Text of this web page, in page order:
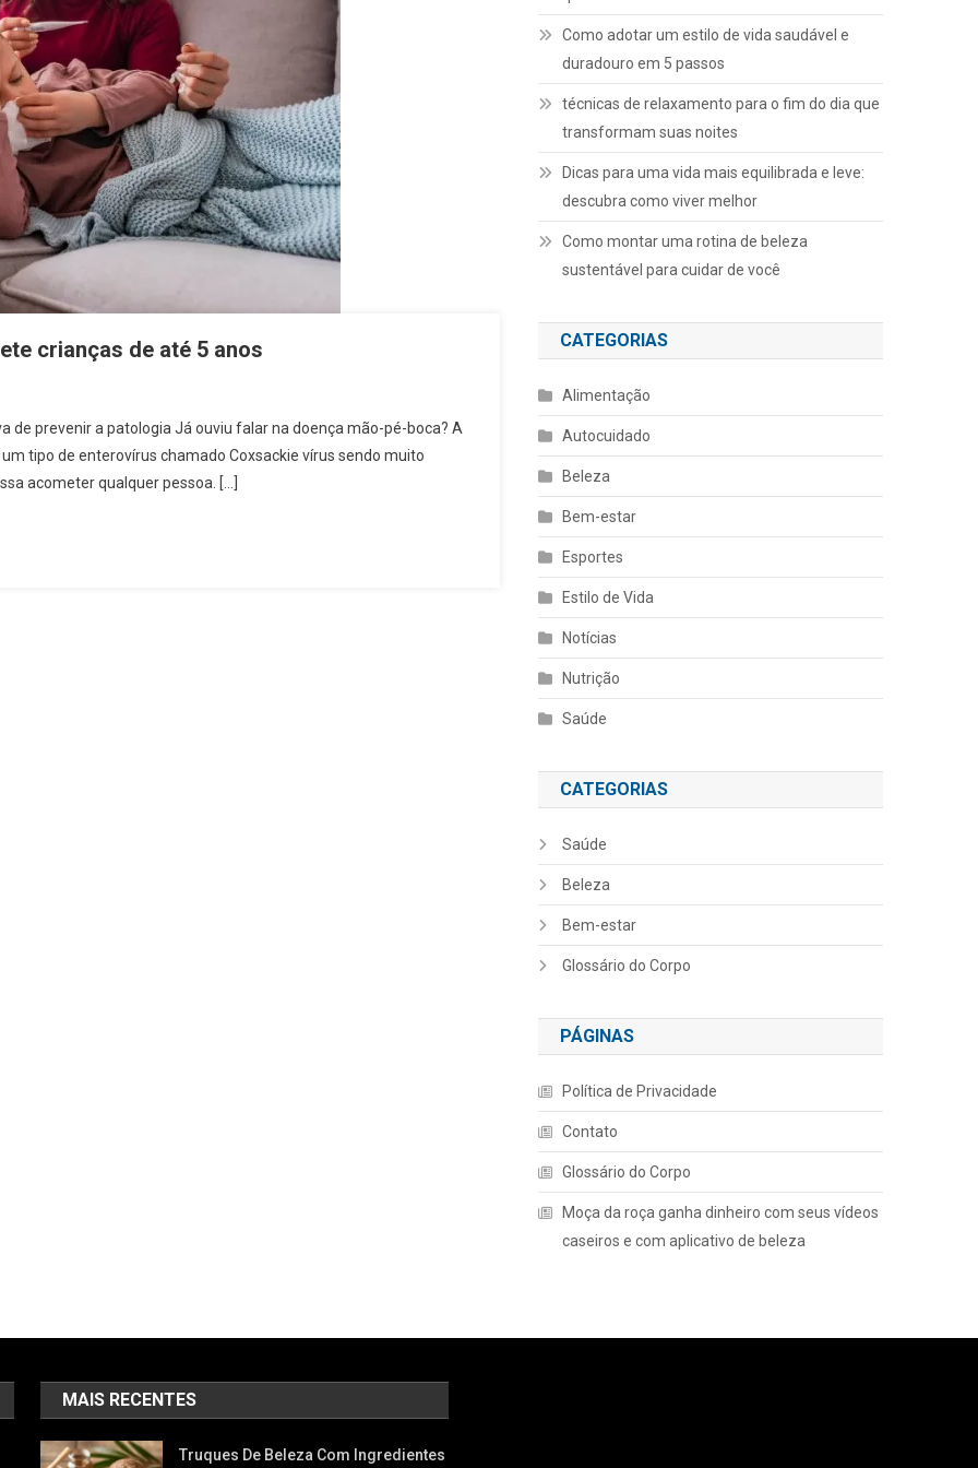
crianças de até 5 anos
de prevenir a patologia Já ouviu falar na doença mão-pé-boca? A
tipo de enterovírus chamado Coxsackie vírus sendo muito
acometer qualquer pessoa. […]
Como adotar um estilo de vida saudável e
duradouro em 5 passos
técnicas de relaxamento para o fim do dia que
transformam suas noites
Dicas para uma vida mais equilibrada e leve:
descubra como viver melhor
Como montar uma rotina de beleza
sustentável para cuidar de você
CATEGORIAS
Alimentação
Autocuidado
Beleza
Bem-estar
Esportes
Estilo de Vida
Notícias
Nutrição
Saúde
CATEGORIAS
Saúde
Beleza
Bem-estar
Glossário do Corpo
PÁGINAS
Política de Privacidade
Contato
Glossário do Corpo
Moça da roça ganha dinheiro com seus vídeos
caseiros e com aplicativo de beleza
MAIS RECENTES
Truques De Beleza Com Ingredientes